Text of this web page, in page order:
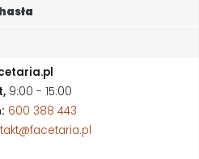
9:00 - 15:00
600 388 443